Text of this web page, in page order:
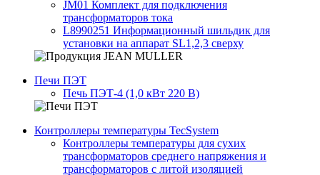
JM01 Комплект для подключения
трансформаторов тока
L8990251 Информационный шильдик для
установки на аппарат SL1,2,3 сверху
Печи ПЭТ
Печь ПЭТ-4 (1,0 кВт 220 В)
Контроллеры температуры TecSystem
Контроллеры температуры для сухих
трансформаторов среднего напряжения и
трансформаторов с литой изоляцией